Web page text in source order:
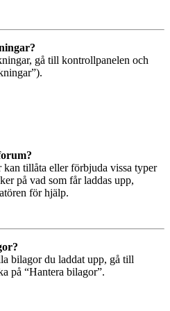
gå till kontrollpanelen och
tillåta eller förbjuda vissa typer
på vad som får laddas upp,
för hjälp.
bilagor du laddat upp, gå till
på “Hantera bilagor”.